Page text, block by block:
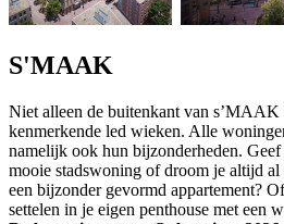
S'MAAK
Niet alleen de buitenkant van s’MAAK
kenmerkende led wieken. Alle
namelijk ook hun bijzonderheden. Geef
mooie stadswoning of droom je altijd al
een bijzonder gevormd appartement?
settelen in je eigen penthouse met een